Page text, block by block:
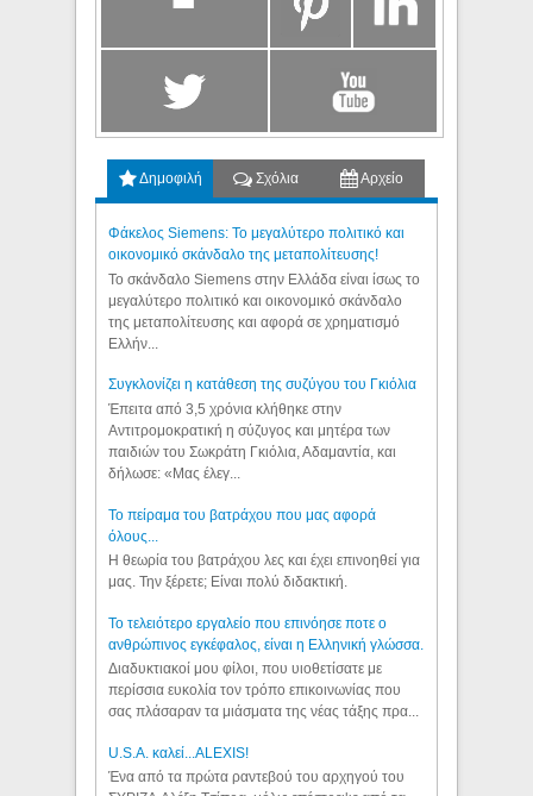
Δημοφιλή Σχόλια Αρχείο
Φάκελος Siemens: Το μεγαλύτερο πολιτικό και
οικονομικό σκάνδαλο της μεταπολίτευσης!
Το σκάνδαλο Siemens στην Ελλάδα είναι ίσως το
μεγαλύτερο πολιτικό και οικονομικό σκάνδαλο
της μεταπολίτευσης και αφορά σε χρηματισμό
Ελλήν...
Συγκλονίζει η κατάθεση της συζύγου του Γκιόλια
Έπειτα από 3,5 χρόνια κλήθηκε στην
Αντιτρομοκρατική η σύζυγος και μητέρα των
παιδιών του Σωκράτη Γκιόλια, Αδαμαντία, και
δήλωσε: «Μας έλεγ...
Το πείραμα του βατράχου που μας αφορά
όλους...
Η θεωρία του βατράχου λες και έχει επινοηθεί για
μας. Την ξέρετε; Είναι πολύ διδακτική.
Το τελειότερο εργαλείο που επινόησε ποτε ο
ανθρώπινος εγκέφαλος, είναι η Ελληνική γλώσσα.
Διαδυκτιακοί μου φίλοι, που υιοθετίσατε με
περίσσια ευκολία τον τρόπο επικοινωνίας που
σας πλάσαραν τα μιάσματα της νέας τάξης πρα...
U.S.A. καλεί...ALEXIS!
Ένα από τα πρώτα ραντεβού του αρχηγού του